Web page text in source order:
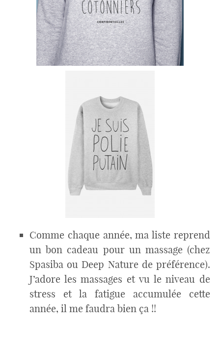
Comme chaque année, ma liste reprend
un bon cadeau pour un massage (chez
Spasiba ou Deep Nature de préférence).
J’adore les massages et vu le niveau de
stress et la fatigue accumulée cette
année, il me faudra bien ça !!